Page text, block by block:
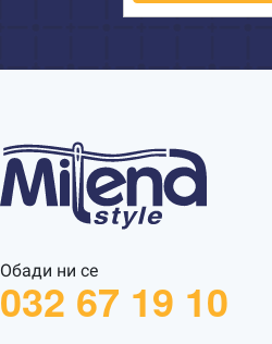
Обади ни се
032 67 19 10